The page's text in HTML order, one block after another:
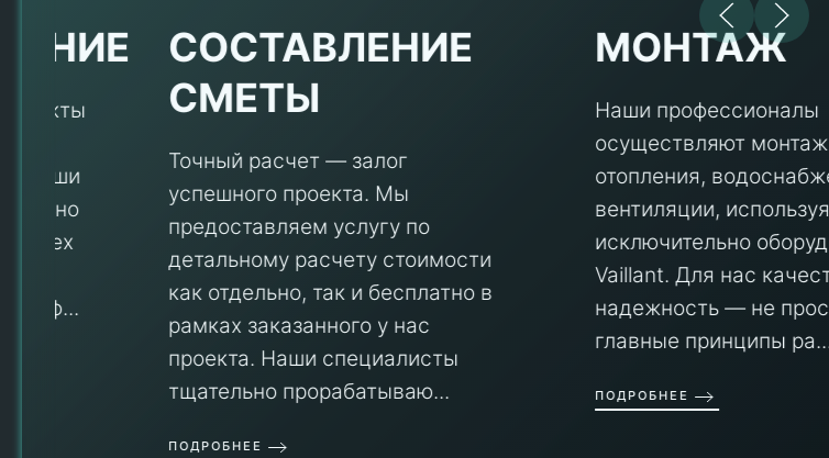
СОСТАВЛЕНИЕ
СМЕТЫ
Точный расчет — залог
успешного проекта. Мы
предоставляем услугу по
детальному расчету стоимости
как отдельно, так и бесплатно в
рамках заказанного у нас
проекта. Наши специалисты
тщательно прорабатываю...
МОНТАЖ
Наши профессионалы
осуществляют монтаж систем
отопления, водоснабжения и
вентиляции, используя
исключительно оборудование
Vaillant. Для нас качество и
надежность — не просто слова, а
главные принципы ра...